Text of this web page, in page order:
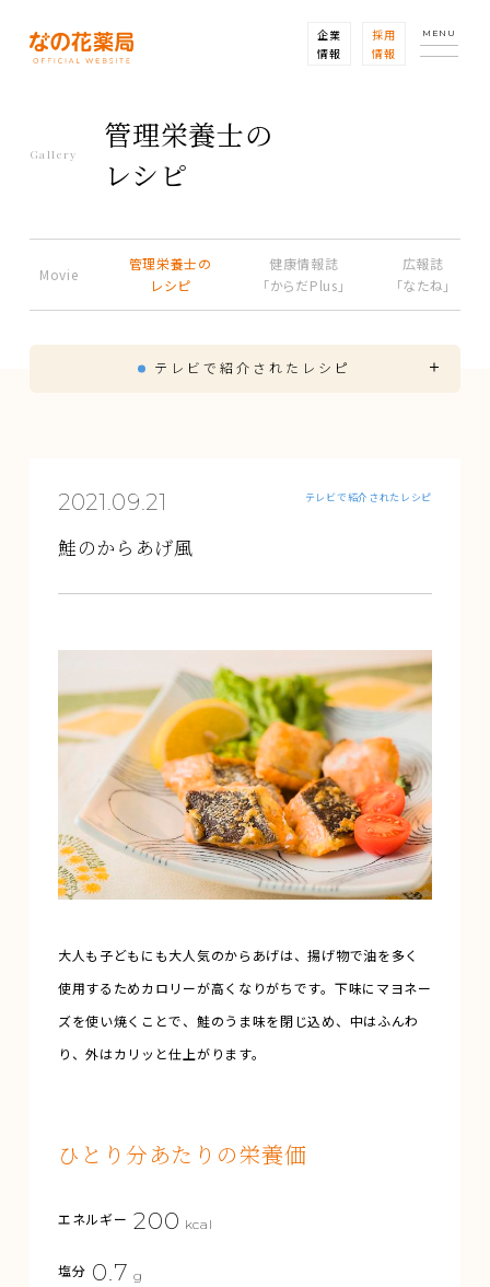
企業
情報
採用
情報
MENU
Gallery
管理栄養士の
レシピ
Movie
管理栄養士の
レシピ
健康情報誌
「からだPlus」
広報誌
「なたね」
テレビで紹介されたレシピ
鮭のからあげ風
2021.09.21
大人も子どもにも大人気のからあげは、揚げ物で油を多く
使用するためカロリーが高くなりがちです。下味にマヨネー
ズを使い焼くことで、鮭のうま味を閉じ込め、中はふんわ
り、外はカリッと仕上がります。
ひとり分あたりの栄養価
エネルギー 200 kcal
塩分 0.7 g
テレビで紹介されたレシピ